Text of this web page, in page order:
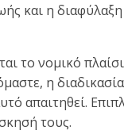
και η
το νομικό
η
απαιτηθεί.
τους.